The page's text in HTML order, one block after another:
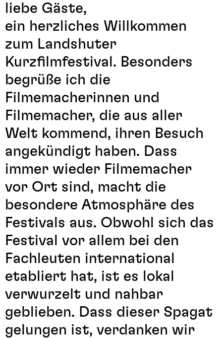
liebe Gäste,
ein herzliches Willkommen
zum Landshuter
Kurzfilmfestival. Besonders
begrüße ich die
Filmemacherinnen und
Filmemacher, die aus aller
Welt kommend, ihren Besuch
angekündigt haben. Dass
immer wieder Filmemacher
vor Ort sind, macht die
besondere Atmosphäre des
Festivals aus. Obwohl sich das
Festival vor allem bei den
Fachleuten international
etabliert hat, ist es lokal
verwurzelt und nahbar
geblieben. Dass dieser Spagat
gelungen ist, verdanken wir